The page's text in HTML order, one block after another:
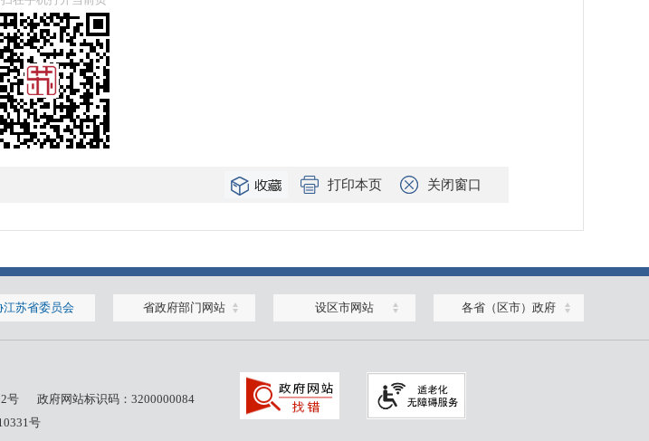
打印本页 关闭窗口
江苏省委员会 省政府部门网站 设区市网站 各省（区市）政府
号
政府网站标识码：3200000084
号